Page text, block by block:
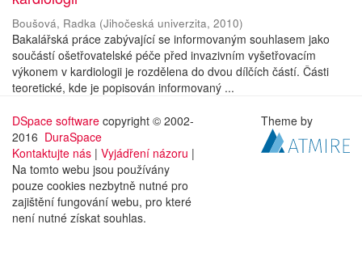
Boušová, Radka (Jihočeská univerzita, 2010)
Bakalářská práce zabývající se informovaným souhlasem jako
součástí ošetřovatelské péče před invazivním vyšetřovacím
výkonem v kardiologii je rozdělena do dvou dílčích částí. Části
teoretické, kde je popisován informovaný ...
DSpace software copyright © 2002-
2016 DuraSpace
Kontaktujte nás | Vyjádření názoru |
Na tomto webu jsou používány
pouze cookies nezbytně nutné pro
zajištění fungování webu, pro které
není nutné získat souhlas.
Theme by